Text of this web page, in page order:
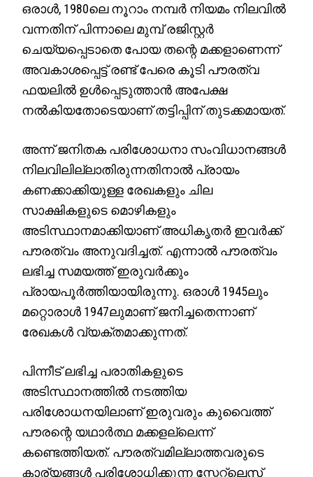
ഒരാൾ, 1980ലെ നൂറാം നമ്പർ നിയമം നിലവിൽ
വന്നതിന് പിന്നാലെ മുമ്പ് രജിസ്റ്റർ
ചെയ്യപ്പെടാതെ പോയ തന്റെ മക്കളാണെന്ന്
അവകാശപ്പെട്ട് രണ്ട് പേരെ കൂടി പൗരത്വ
ഫയലിൽ ഉൾപ്പെടുത്താൻ അപേക്ഷ
നൽകിയതോടെയാണ് തട്ടിപ്പിന് തുടക്കമായത്.
അന്ന് ജനിതക പരിശോധനാ സംവിധാനങ്ങൾ
നിലവിലില്ലാതിരുന്നതിനാൽ പ്രായം
കണക്കാക്കിയുള്ള രേഖകളും ചില
സാക്ഷികളുടെ മൊഴികളും
അടിസ്ഥാനമാക്കിയാണ് അധികൃതർ ഇവർക്ക്
പൗരത്വം അനുവദിച്ചത്. എന്നാൽ പൗരത്വം
ലഭിച്ച സമയത്ത് ഇരുവർക്കും
പ്രായപൂർത്തിയായിരുന്നു. ഒരാൾ 1945ലും
മറ്റൊരാൾ 1947ലുമാണ് ജനിച്ചതെന്നാണ്
രേഖകൾ വ്യക്തമാക്കുന്നത്.
പിന്നീട് ലഭിച്ച പരാതികളുടെ
അടിസ്ഥാനത്തിൽ നടത്തിയ
പരിശോധനയിലാണ് ഇരുവരും കുവൈത്ത്
പൗരന്റെ യഥാർത്ഥ മക്കളല്ലെന്ന്
കണ്ടെത്തിയത്. പൗരത്വമില്ലാത്തവരുടെ
കാര്യങ്ങൾ പരിശോധിക്കുന്ന സ്റ്റേറ്റ്‌ലെസ്